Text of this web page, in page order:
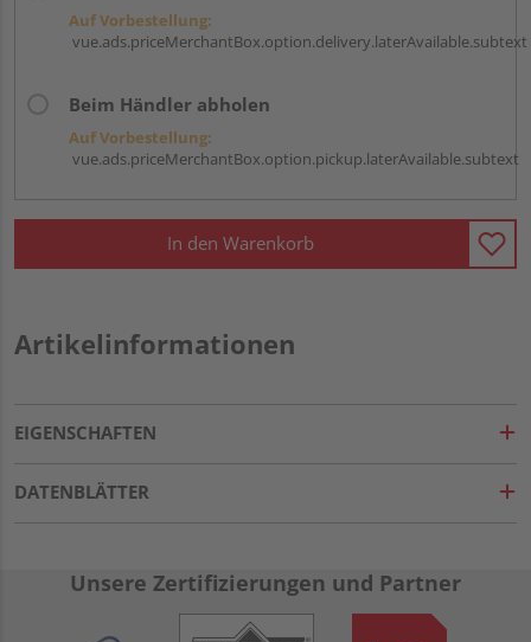
Auf Vorbestellung:
vue.ads.priceMerchantBox.option.delivery.laterAvailable.subtext
Beim Händler abholen
Auf Vorbestellung:
vue.ads.priceMerchantBox.option.pickup.laterAvailable.subtext
In den Warenkorb
Artikelinformationen
EIGENSCHAFTEN
DATENBLÄTTER
Unsere Zertifizierungen und Partner